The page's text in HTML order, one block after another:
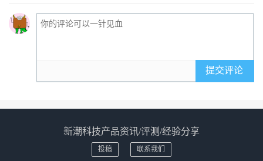
提交评论
新潮科技产品资讯/评测/经验分享
投稿 联系我们